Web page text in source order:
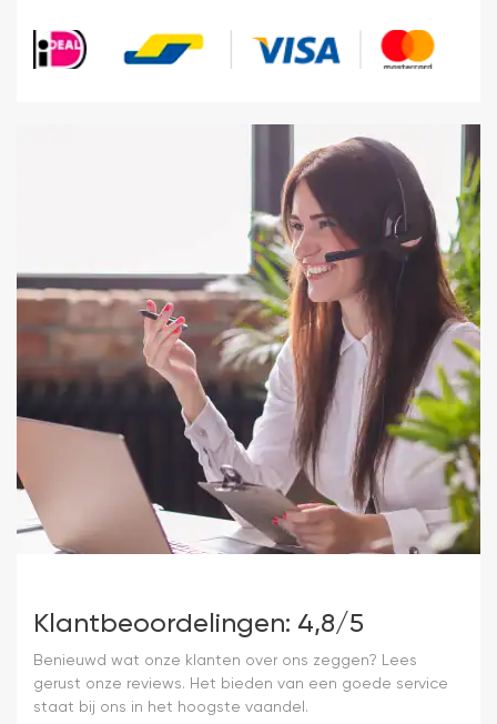
Klantbeoordelingen: 4,8/5
Benieuwd wat onze klanten over ons zeggen? Lees
gerust onze reviews. Het bieden van een goede service
staat bij ons in het hoogste vaandel.